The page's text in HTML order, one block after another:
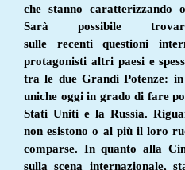
che stanno caratterizzando
Sarà possibile
sulle recenti questioni
protagonisti altri paesi e
tra le due Grandi Potenze:
uniche oggi in grado di fare
Stati Uniti e la Russia.
non esistono o al più il loro
comparse. In quanto alla
sulla scena internazionale,